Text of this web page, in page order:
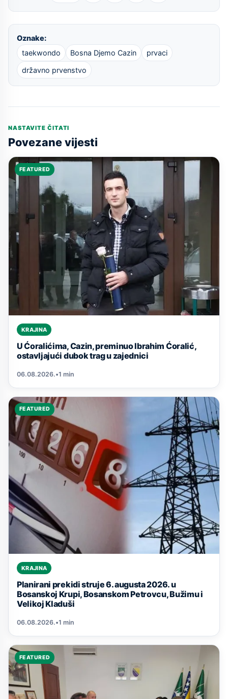
Oznake:
taekwondo
Bosna Djemo Cazin
prvaci
državno prvenstvo
NASTAVITE ČITATI
Povezane vijesti
FEATURED
KRAJINA
U Ćoralićima, Cazin, preminuo Ibrahim Ćoralić,
ostavljajući dubok trag u zajednici
06.08.2026.•1 min
FEATURED
KRAJINA
Planirani prekidi struje 6. augusta 2026. u
Bosanskoj Krupi, Bosanskom Petrovcu, Bužimu i
Velikoj Kladuši
06.08.2026.•1 min
FEATURED